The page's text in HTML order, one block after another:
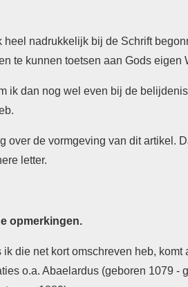
heel nadrukkelijk bij de Schrift
te kunnen toetsen aan Gods eigen
ik dan nog wel even bij de
over de vormgeving van dit artikel.
letter.
opmerkingen.
ik die net kort omschreven heb,
o.a. Abaelardus (geboren 1079 -